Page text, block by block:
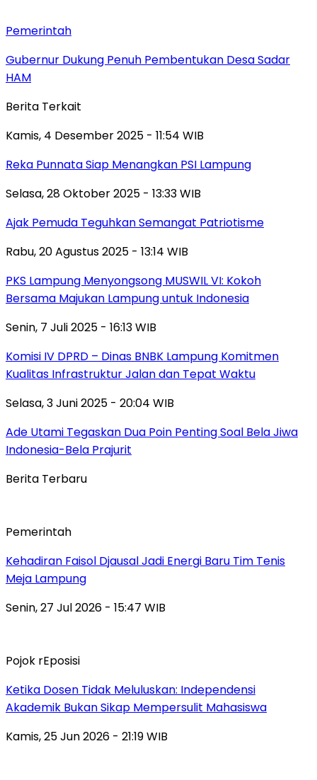
Pemerintah
Gubernur Dukung Penuh Pembentukan Desa Sadar
HAM
Berita Terkait
Kamis, 4 Desember 2025 - 11:54 WIB
Reka Punnata Siap Menangkan PSI Lampung
Selasa, 28 Oktober 2025 - 13:33 WIB
Ajak Pemuda Teguhkan Semangat Patriotisme
Rabu, 20 Agustus 2025 - 13:14 WIB
PKS Lampung Menyongsong MUSWIL VI: Kokoh
Bersama Majukan Lampung untuk Indonesia
Senin, 7 Juli 2025 - 16:13 WIB
Komisi IV DPRD – Dinas BNBK Lampung Komitmen
Kualitas Infrastruktur Jalan dan Tepat Waktu
Selasa, 3 Juni 2025 - 20:04 WIB
Ade Utami Tegaskan Dua Poin Penting Soal Bela Jiwa
Indonesia-Bela Prajurit
Berita Terbaru
Pemerintah
Kehadiran Faisol Djausal Jadi Energi Baru Tim Tenis
Meja Lampung
Senin, 27 Jul 2026 - 15:47 WIB
Pojok rEposisi
Ketika Dosen Tidak Meluluskan: Independensi
Akademik Bukan Sikap Mempersulit Mahasiswa
Kamis, 25 Jun 2026 - 21:19 WIB